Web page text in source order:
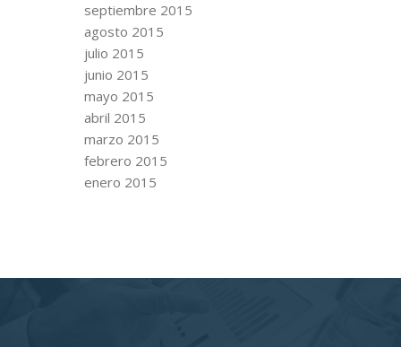
septiembre 2015
agosto 2015
julio 2015
junio 2015
mayo 2015
abril 2015
marzo 2015
febrero 2015
enero 2015